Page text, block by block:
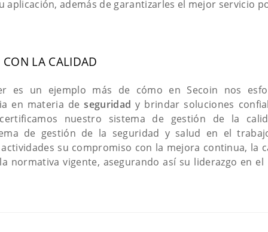
aplicación, además de garantizarles el mejor servicio
LA CALIDAD
es un ejemplo más de cómo en Secoin nos
en materia deseguridady brindar soluciones
nuestro sistema de gestión de la
de gestión de la seguridad y salud en el
su compromiso con la mejora continua, la
normativa vigente, asegurando así su liderazgo en